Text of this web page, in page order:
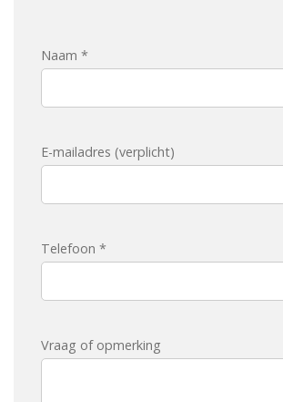
Naam *
E-mailadres (verplicht)
Telefoon *
Vraag of opmerking